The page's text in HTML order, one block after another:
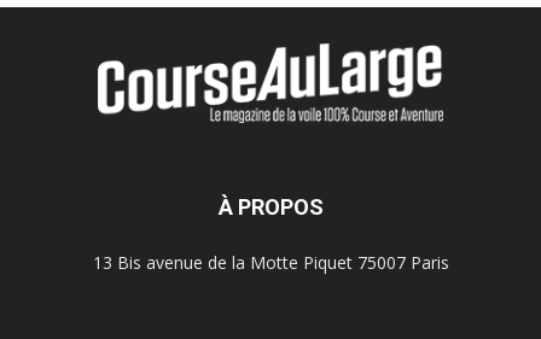
À PROPOS
13 Bis avenue de la Motte Piquet 75007 Paris